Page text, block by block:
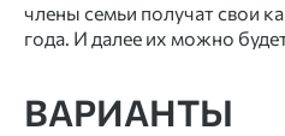
члены семьи получат свои
года. И далее их можно
ВАРИАНТЫ